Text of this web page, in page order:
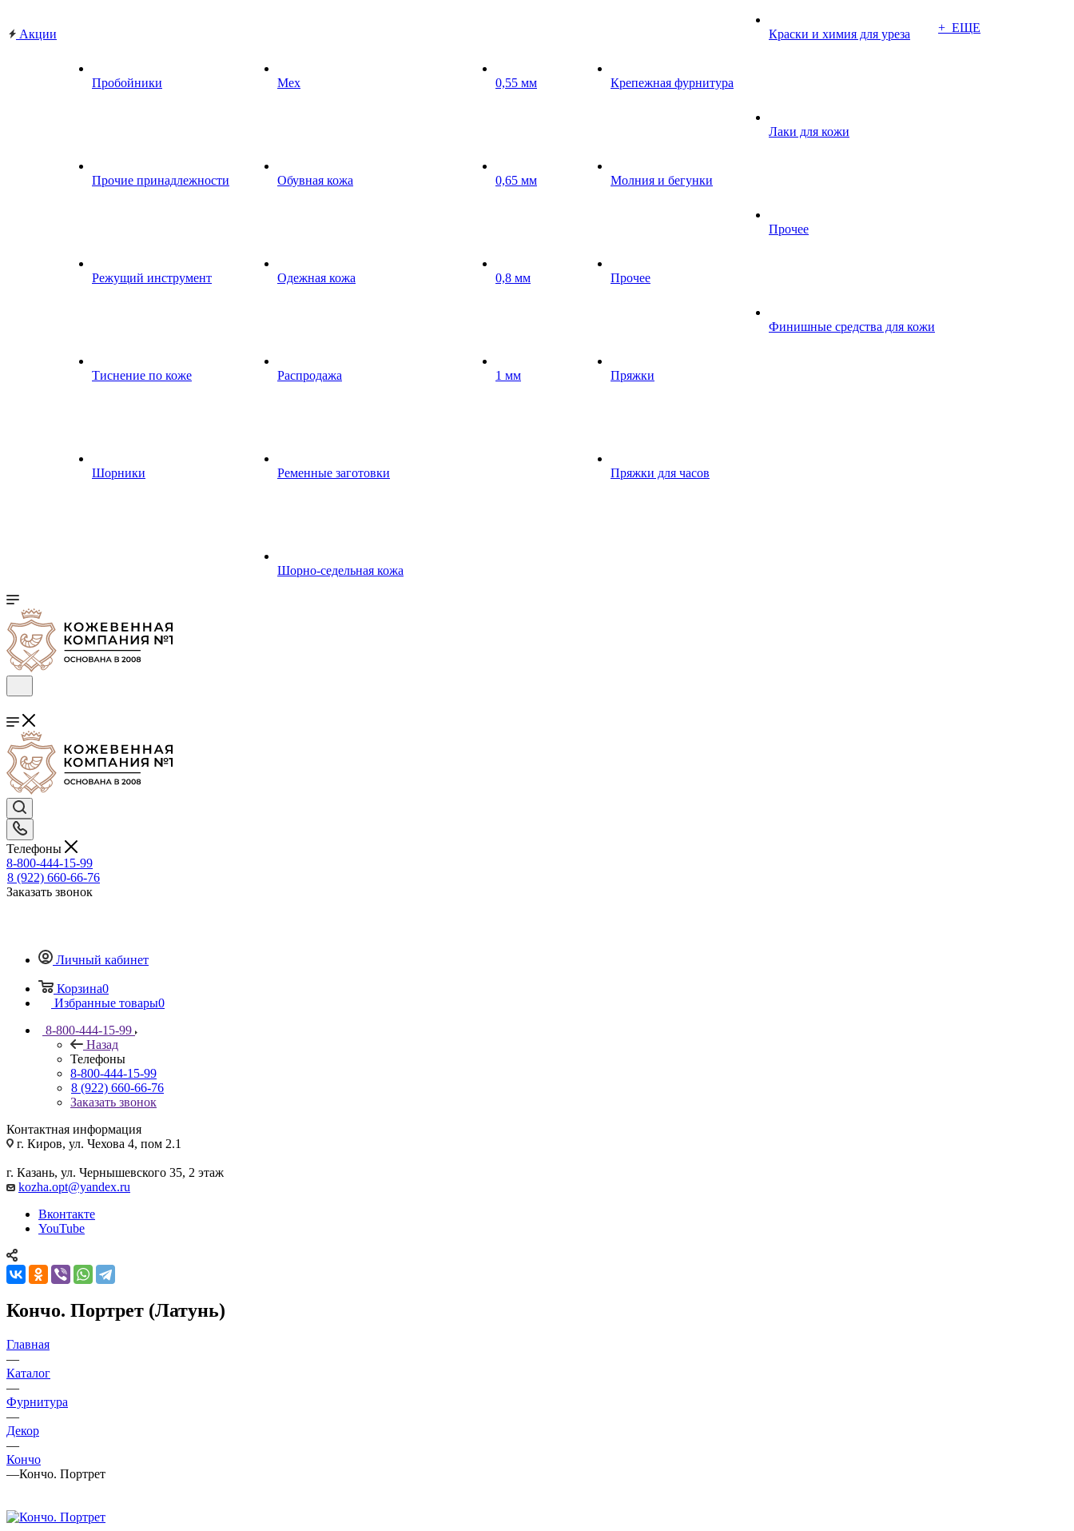
Акции
Пробойники
Прочие принадлежности
Режущий инструмент
Тиснение по коже
Шорники
Мех
Обувная кожа
Одежная кожа
Распродажа
Ременные заготовки
Шорно-седельная кожа
0,55 мм
0,65 мм
0,8 мм
1 мм
Крепежная фурнитура
Молния и бегунки
Прочее
Пряжки
Пряжки для часов
Краски и химия для уреза
Лаки для кожи
Прочее
Финишные средства для кожи
+ ЕЩЕ
Телефоны
8-800-444-15-99
8 (922) 660-66-76
Заказать звонок
Личный кабинет
Корзина0
Избранные товары0
8-800-444-15-99
Назад
Телефоны
8-800-444-15-99
8 (922) 660-66-76
Заказать звонок
Контактная информация
г. Киров, ул. Чехова 4, пом 2.1
г. Казань, ул. Чернышевского 35, 2 этаж
kozha.opt@yandex.ru
Вконтакте
YouTube
Кончо. Портрет (Латунь)
Главная
—
Каталог
—
Фурнитура
—
Декор
—
Кончо
—Кончо. Портрет